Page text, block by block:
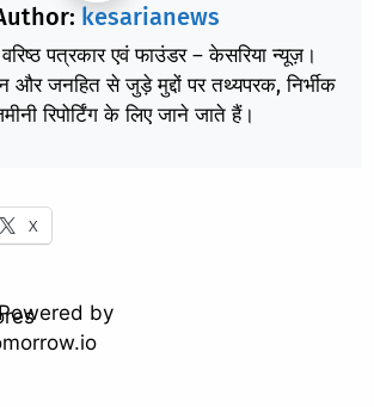
kesarianews
पत्रकार एवं फाउंडर – केसरिया न्यूज़।
और जनहित से जुड़े मुद्दों पर तथ्यपरक, निर्भीक
रिपोर्टिंग के लिए जाने जाते हैं।
X